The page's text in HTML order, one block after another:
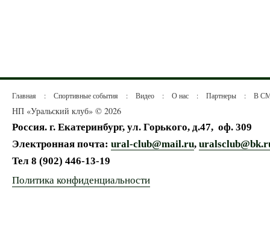
Главная : Спортивные события : Видео : О нас : Партнеры : В
НП «Уральский клуб» © 2026
Россия. г. Екатеринбург, ул. Горького, д.47, оф. 309
Электронная почта: ural-club@mail.ru,
Тел 8 (902) 446-13-19
Политика конфиденциальности